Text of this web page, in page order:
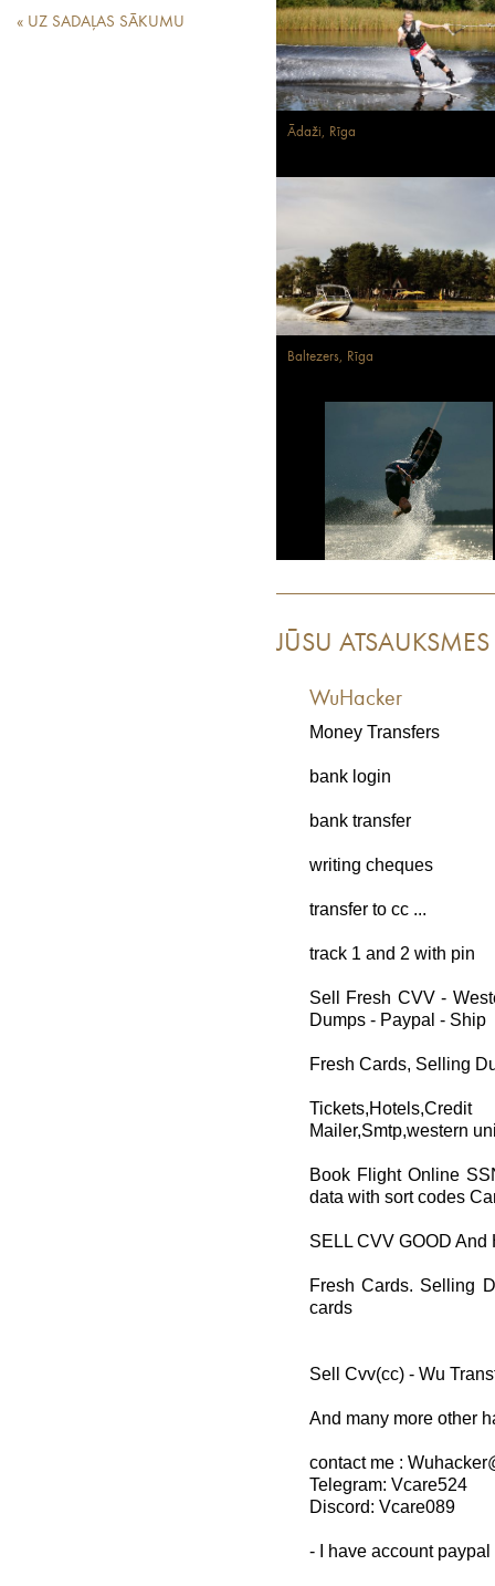
« UZ SADAĻAS SĀKUMU
Ādaži, Rīga
Baltezers, Rīga
JŪSU ATSAUKSMES
WuHacker
Money Transfers
bank login
bank transfer
writing cheques
transfer to cc ...
track 1 and 2 with pin
Sell Fresh CVV -
Dumps - Paypal - Ship
Fresh Cards, Selling
Mailer,Smtp,western
Book Flight Online
data with sort codes
SELL CVV GOOD
Fresh Cards. Selling
cards
Sell Cvv(cc) - Wu
And many more other
contact me :
Telegram: Vcare524
Discord: Vcare089
- I have account